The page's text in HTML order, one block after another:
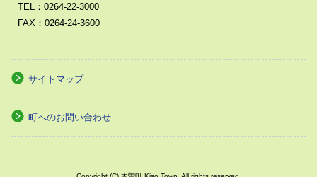
TEL：0264-22-3000
FAX：0264-24-3600
サイトマップ
町へのお問い合わせ